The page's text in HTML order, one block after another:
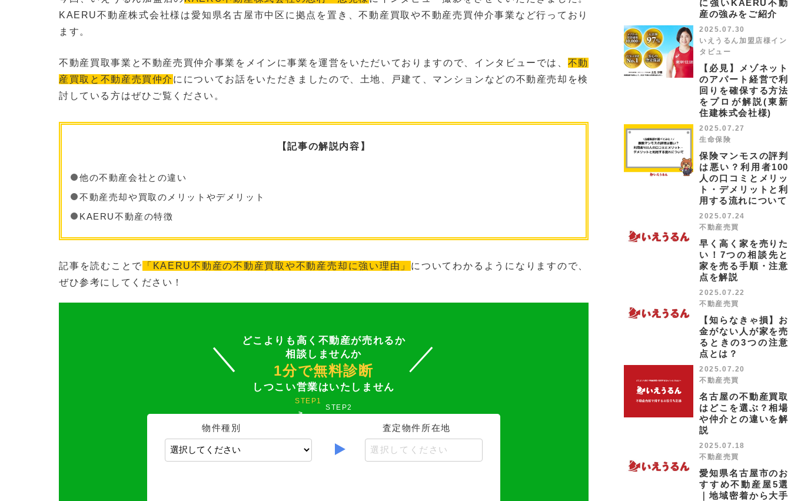
KAERU不動産株式会社様は愛知県名古屋市中区に拠点を置き、不動産買取や不動産売買仲介事業など行っており
ます。
不動産買取事業と不動産売買仲介事業をメインに事業を運営をいただいておりますので、インタビューでは、 不動
産買取と不動産売買仲介 に についてお話をいただきましたので、土地、戸建て、マンションなどの不動産売却を検
討している方はぜひご覧ください。
【記事の解説内容】
他の不動産会社との違い
不動産売却や買取のメリットやデメリット
KAERU不動産の特徴
記事を読むことで 「KAERU不動産の不動産買取や不動産売却に強い理由」 について わかるようになりますので、
ぜひ参考にしてください！
どこよりも高く不動産が売れるか
相談しませんか
1分で無料診断
しつこい営業はいたしません
STEP1
STEP2
物件種別 査定物件所在地
選択してください
に強いKAERU不動
産の強みをご紹介
【必見】メゾネット
のアパート経営で利
回りを確保する方法
をプロが解説(東新
住建株式会社様)
2025.07.30
いえうるん加盟店様イン
タビュー
保険マンモスの評判
は悪い？利用者100
人の口コミとメリッ
ト・デメリットと利
用する流れについて
2025.07.27
生命保険
早く高く家を売りた
い！7つの相談先と
家を売る手順・注意
点を解説
2025.07.24
不動産売買
【知らなきゃ損】お
金がない人が家を売
るときの3つの注意
点とは？
2025.07.22
不動産売買
名古屋の不動産買取
はどこを選ぶ？相場
や仲介との違いを解
説
2025.07.20
不動産売買
愛知県名古屋市のお
すすめ不動産屋5選
｜地域密着から大手
2025.07.18
不動産売買